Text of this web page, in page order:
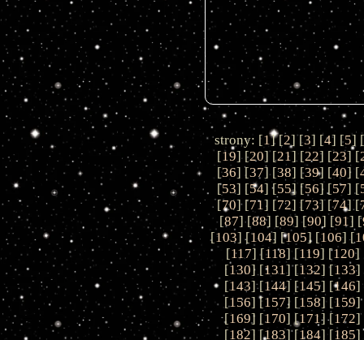
strony: [1] [2] [3] [4] [5] [
[19] [20] [21] [22] [23] [
[36] [37] [38] [39] [40] [
[53] [54] [55] [56] [57] [
[70] [71] [72] [73] [74] [
[87] [88] [89] [90] [91] [
[103] [104] [105] [106] [
[117] [118] [119] [120]
[130] [131] [132] [133]
[143] [144] [145] [146]
[156] [157] [158] [159]
[169] [170] [171] [172]
[182] [183] [184] [185]